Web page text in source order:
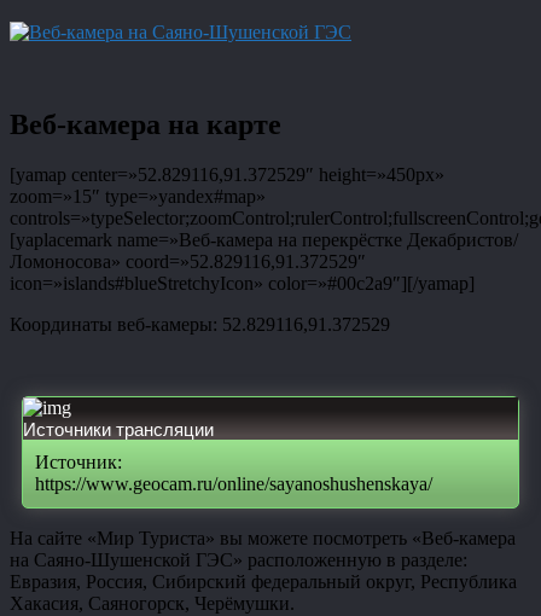
Веб-камера на карте
[yamap center=»52.829116,91.372529″ height=»450px»
zoom=»15″ type=»yandex#map»
[yaplacemark name=»Веб-камера на перекрёстке Декабристов/
Ломоносова» coord=»52.829116,91.372529″
icon=»islands#blueStretchyIcon» color=»#00c2a9″][/yamap]
Координаты веб-камеры: 52.829116,91.372529
Источники трансляции
Источник:
https://www.geocam.ru/online/sayanoshushenskaya/
На сайте «Мир Туриста» вы можете посмотреть «Веб-камера
на Саяно-Шушенской ГЭС» расположенную в разделе:
Евразия, Россия, Сибирский федеральный округ, Республика
Хакасия, Саяногорск, Черёмушки.